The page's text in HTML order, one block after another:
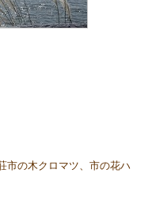
市の木クロマツ、市の花ハ